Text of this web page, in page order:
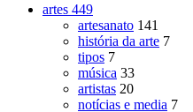
artes 449
artesanato 141
história da arte 7
tipos 7
música 33
artistas 20
notícias e media 7